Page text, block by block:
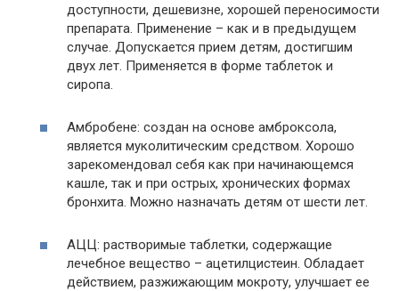
доступности, дешевизне, хорошей переносимости
препарата. Применение – как и в предыдущем
случае. Допускается прием детям, достигшим
двух лет. Применяется в форме таблеток и
сиропа.
Амбробене: создан на основе амброксола,
является муколитическим средством. Хорошо
зарекомендовал себя как при начинающемся
кашле, так и при острых, хронических формах
бронхита. Можно назначать детям от шести лет.
АЦЦ: растворимые таблетки, содержащие
лечебное вещество – ацетилцистеин. Обладает
действием, разжижающим мокроту, улучшает ее